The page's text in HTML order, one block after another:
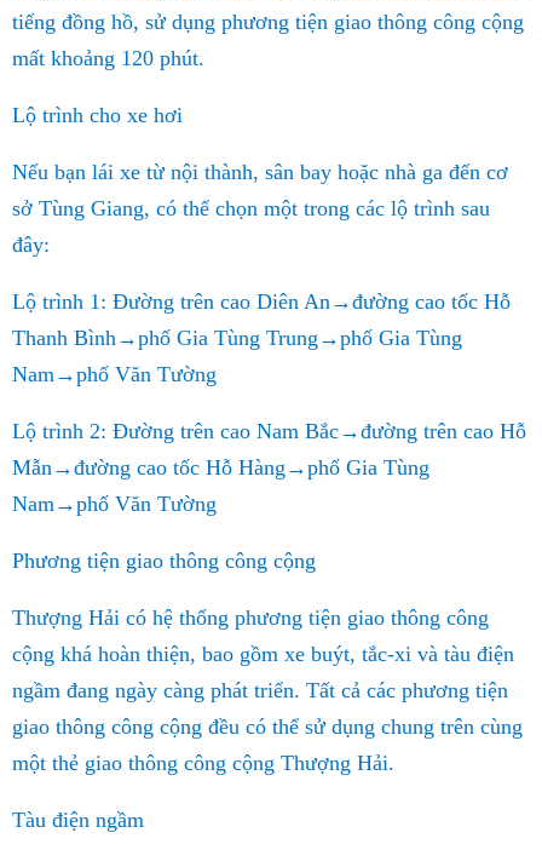
tiếng đồng hồ, sử dụng phương tiện giao thông công cộng
mất khoảng 120 phút.
Lộ trình cho xe hơi
Nếu bạn lái xe từ nội thành, sân bay hoặc nhà ga đến cơ
sở Tùng Giang, có thể chọn một trong các lộ trình sau
đây:
Lộ trình 1: Đường trên cao Diên An→đường cao tốc Hỗ
Thanh Bình→phố Gia Tùng Trung→phố Gia Tùng
Nam→phố Văn Tường
Lộ trình 2: Đường trên cao Nam Bắc→đường trên cao Hỗ
Mẫn→đường cao tốc Hỗ Hàng→phố Gia Tùng
Nam→phố Văn Tường
Phương tiện giao thông công cộng
Thượng Hải có hệ thống phương tiện giao thông công
cộng khá hoàn thiện, bao gồm xe buýt, tắc-xi và tàu điện
ngầm đang ngày càng phát triển. Tất cả các phương tiện
giao thông công cộng đều có thể sử dụng chung trên cùng
một thẻ giao thông công cộng Thượng Hải.
Tàu điện ngầm